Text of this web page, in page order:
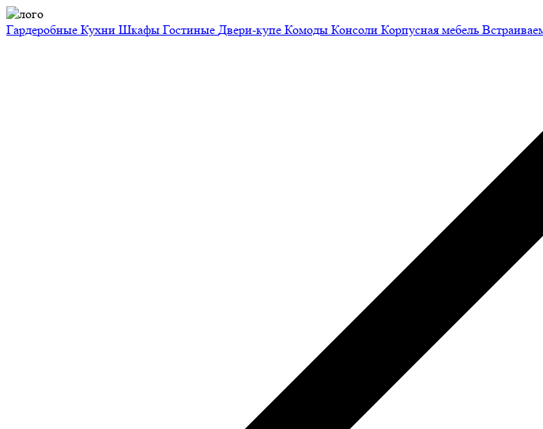
Гардеробные Кухни Шкафы Гостиные Двери-купе Комоды Консоли Корпусная мебель